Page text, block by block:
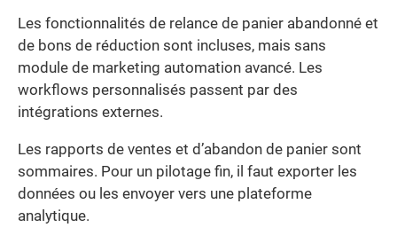
Les fonctionnalités de relance de panier abandonné et
de bons de réduction sont incluses, mais sans
module de marketing automation avancé. Les
workflows personnalisés passent par des
intégrations externes.
Les rapports de ventes et d’abandon de panier sont
sommaires. Pour un pilotage fin, il faut exporter les
données ou les envoyer vers une plateforme
analytique.